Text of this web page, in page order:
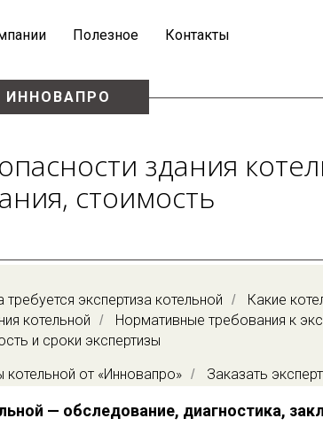
Полезное Контакты
ИННОВАПРО
здания
стоимость
требуется экспертиза котельной / Какие
котельной / Нормативные требования к
и сроки экспертизы
от «Инновапро» / Заказать
— обследование, диагностика,